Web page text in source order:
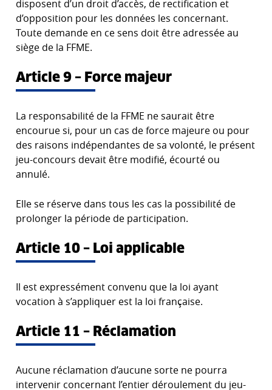
disposent d’un droit d’accès, de rectification et
d’opposition pour les données les concernant.
Toute demande en ce sens doit être adressée au
siège de la FFME.
Article 9 – Force majeur
La responsabilité de la FFME ne saurait être
encourue si, pour un cas de force majeure ou pour
des raisons indépendantes de sa volonté, le présent
jeu-concours devait être modifié, écourté ou
annulé.
Elle se réserve dans tous les cas la possibilité de
prolonger la période de participation.
Article 10 – Loi applicable
Il est expressément convenu que la loi ayant
vocation à s’appliquer est la loi française.
Article 11 – Réclamation
Aucune réclamation d’aucune sorte ne pourra
intervenir concernant l’entier déroulement du jeu-